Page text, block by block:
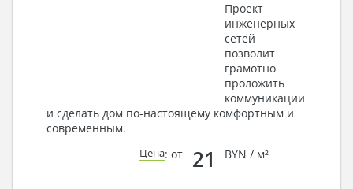
Поэтажные маркировочные планы с
Разрезы и состав конструкций
Фасады с ведомостью внешних отделок
Элементы проемов – спецификация
Ведомость перемычек – сечения и
спецификация
Экспликация полов
Архитектурные узлы в конструкциях
Проект
инженерных
сетей
позволит
грамотно
проложить
коммуникации
и сделать дом по-настоящему комфортным и
современным.
Цена: от 21 BYN / м²